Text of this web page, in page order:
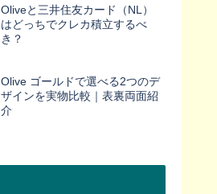
Oliveと三井住友カード（NL）
はどっちでクレカ積立するべ
き？
Olive ゴールドで選べる2つのデ
ザインを実物比較｜表裏両面紹
介